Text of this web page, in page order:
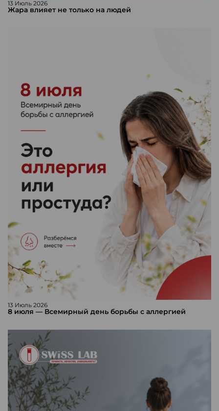
13 Июль 2026
Жара влияет не только на людей
13 Июль 2026
8 июля — Всемирный день борьбы с аллергией